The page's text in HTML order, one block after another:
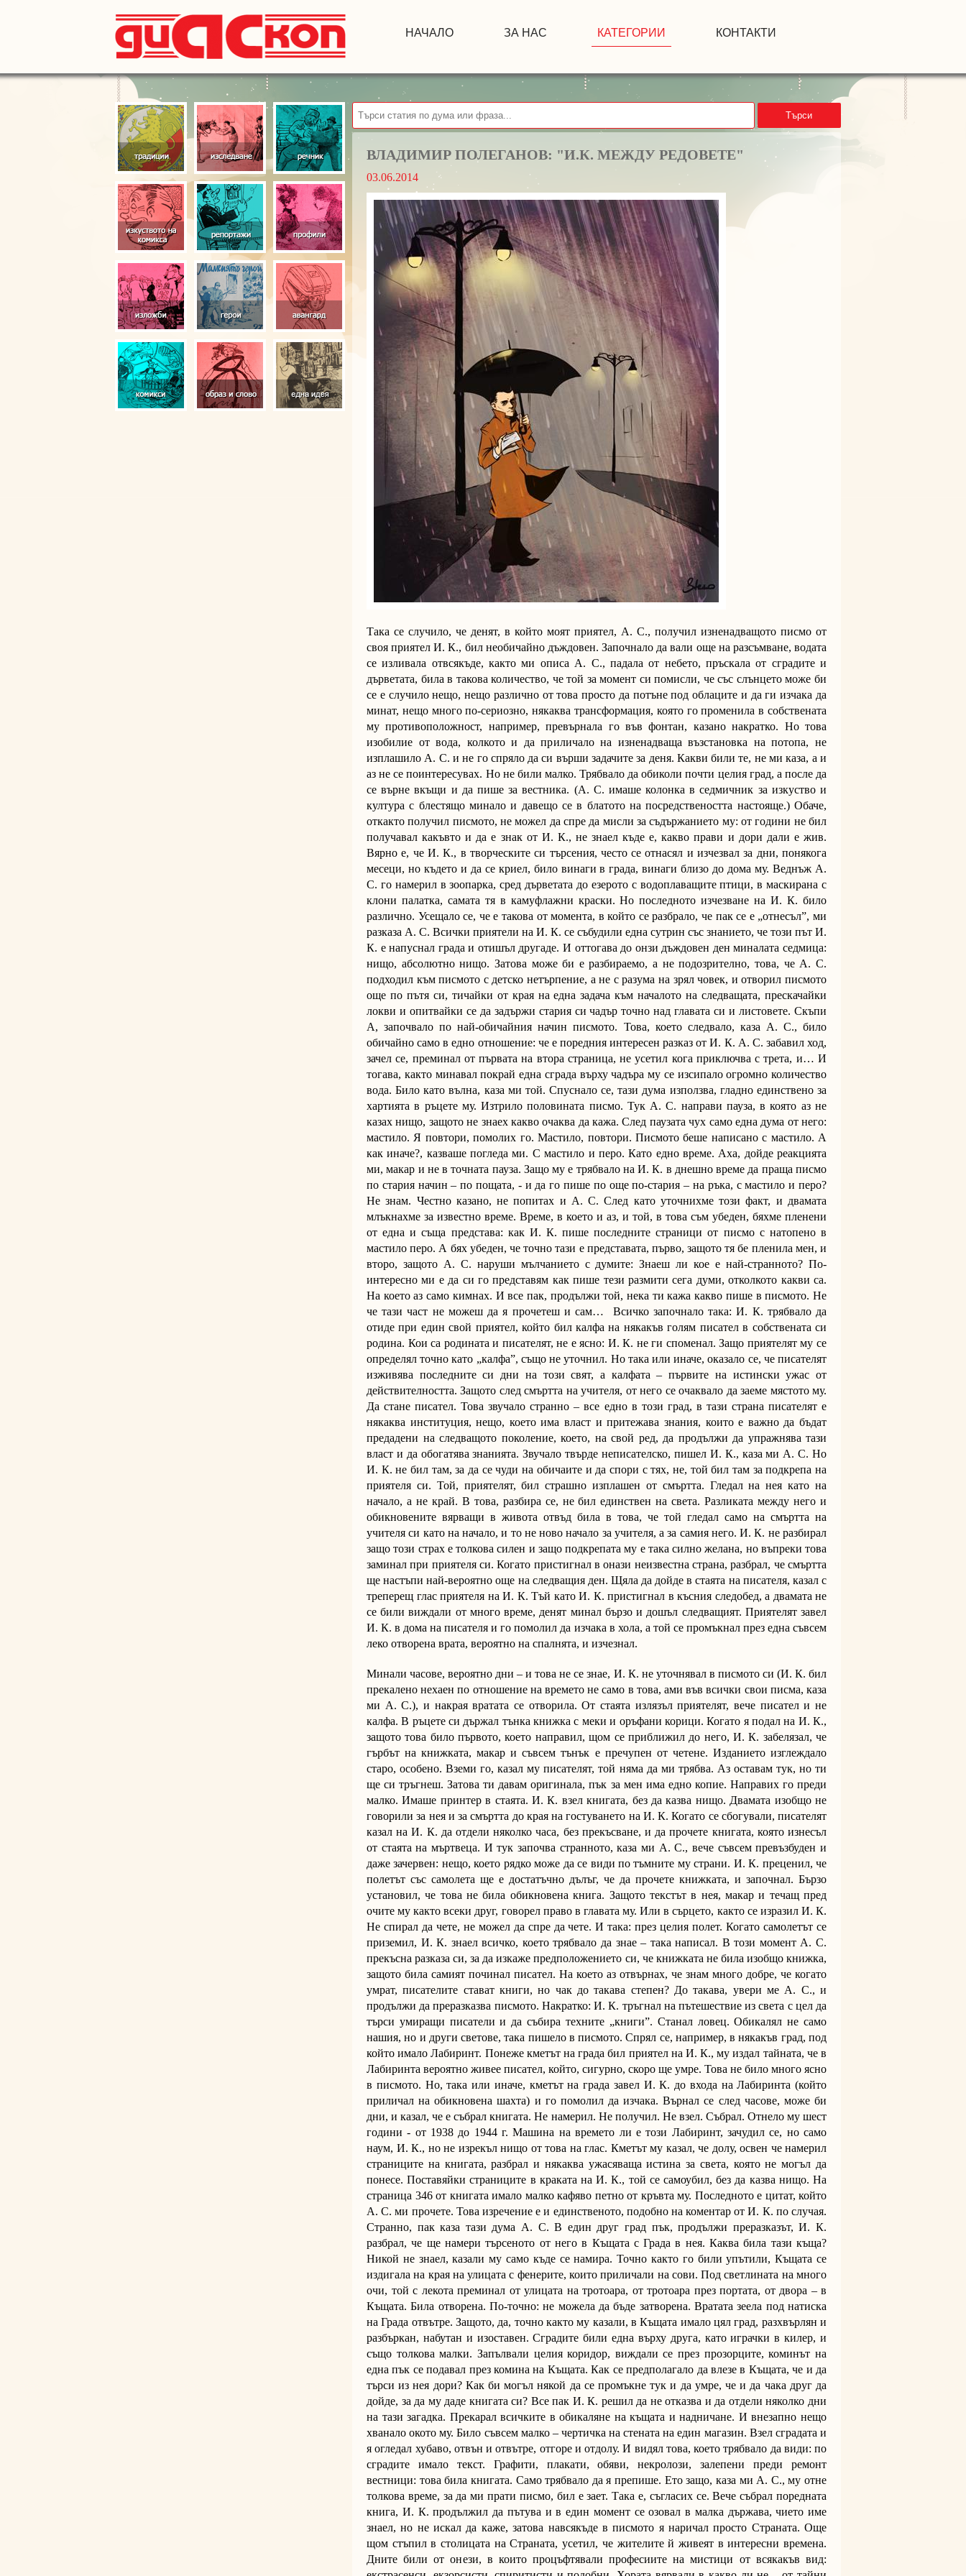
НАЧАЛО ЗА НАС КАТЕГОРИИ КОНТАКТИ
Търси
ВЛАДИМИР ПОЛЕГАНОВ: "И.К. МЕЖДУ РЕДОВЕТЕ"
03.06.2014
Така се случило, че денят, в който моят приятел, А. С., получил изненадващото писмо от
своя приятел И. К., бил необичайно дъждовен. Започнало да вали още на разсъмване, водата
се изливала отвсякъде, както ми описа А. С., падала от небето, пръскала от сградите и
дърветата, била в такова количество, че той за момент си помисли, че със слънцето може би
се е случило нещо, нещо различно от това просто да потъне под облаците и да ги изчака да
минат, нещо много по-сериозно, някаква трансформация, която го променила в собствената
му противоположност, например, превърнала го във фонтан, казано накратко. Но това
изобилие от вода, колкото и да приличало на изненадваща възстановка на потопа, не
изплашило А. С. и не го спряло да си върши задачите за деня. Какви били те, не ми каза, а и
аз не се поинтересувах. Но не били малко. Трябвало да обиколи почти целия град, а после да
се върне вкъщи и да пише за вестника. (А. С. имаше колонка в седмичник за изкуство и
култура с блестящо минало и давещо се в блатото на посредствеността настояще.) Обаче,
откакто получил писмото, не можел да спре да мисли за съдържанието му: от години не бил
получавал какъвто и да е знак от И. К., не знаел къде е, какво прави и дори дали е жив.
Вярно е, че И. К., в творческите си търсения, често се отнасял и изчезвал за дни, понякога
месеци, но където и да се криел, било винаги в града, винаги близо до дома му. Веднъж А.
С. го намерил в зоопарка, сред дърветата до езерото с водоплаващите птици, в маскирана с
клони палатка, самата тя в камуфлажни краски. Но последното изчезване на И. К. било
различно. Усещало се, че е такова от момента, в който се разбрало, че пак се е „отнесъл”, ми
разказа А. С. Всички приятели на И. К. се събудили една сутрин със знанието, че този път И.
К. е напуснал града и отишъл другаде. И оттогава до онзи дъждовен ден миналата седмица:
нищо, абсолютно нищо. Затова може би е разбираемо, а не подозрително, това, че А. С.
подходил към писмото с детско нетърпение, а не с разума на зрял човек, и отворил писмото
още по пътя си, тичайки от края на една задача към началото на следващата, прескачайки
локви и опитвайки се да задържи стария си чадър точно над главата си и листовете. Скъпи
А, започвало по най-обичайния начин писмото. Това, което следвало, каза А. С., било
обичайно само в едно отношение: че е поредния интересен разказ от И. К. А. С. забавил ход,
зачел се, преминал от първата на втора страница, не усетил кога приключва с трета, и… И
тогава, както минавал покрай една сграда върху чадъра му се изсипало огромно количество
вода. Било като вълна, каза ми той. Спуснало се, тази дума използва, гладно единствено за
хартията в ръцете му. Изтрило половината писмо. Тук А. С. направи пауза, в която аз не
казах нищо, защото не знаех какво очаква да кажа. След паузата чух само една дума от него:
мастило. Я повтори, помолих го. Мастило, повтори. Писмото беше написано с мастило. А
как иначе?, казваше погледа ми. С мастило и перо. Като едно време. Аха, дойде реакцията
ми, макар и не в точната пауза. Защо му е трябвало на И. К. в днешно време да праща писмо
по стария начин – по пощата, - и да го пише по още по-стария – на ръка, с мастило и перо?
Не знам. Честно казано, не попитах и А. С. След като уточнихме този факт, и двамата
млъкнахме за известно време. Време, в което и аз, и той, в това съм убеден, бяхме пленени
от една и съща представа: как И. К. пише последните страници от писмо с натопено в
мастило перо. А бях убеден, че точно тази е представата, първо, защото тя бе пленила мен, и
второ, защото А. С. наруши мълчанието с думите: Знаеш ли кое е най-странното? По-
интересно ми е да си го представям как пише тези размити сега думи, отколкото какви са.
На което аз само кимнах. И все пак, продължи той, нека ти кажа какво пише в писмото. Не
че тази част не можеш да я прочетеш и сам… Всичко започнало така: И. К. трябвало да
отиде при един свой приятел, който бил калфа на някакъв голям писател в собствената си
родина. Кои са родината и писателят, не е ясно: И. К. не ги споменал. Защо приятелят му се
определял точно като „калфа”, също не уточнил. Но така или иначе, оказало се, че писателят
изживява последните си дни на този свят, а калфата – първите на истински ужас от
действителността. Защото след смъртта на учителя, от него се очаквало да заеме мястото му.
Да стане писател. Това звучало странно – все едно в този град, в тази страна писателят е
някаква институция, нещо, което има власт и притежава знания, които е важно да бъдат
предадени на следващото поколение, което, на свой ред, да продължи да упражнява тази
власт и да обогатява знанията. Звучало твърде неписателско, пишел И. К., каза ми А. С. Но
И. К. не бил там, за да се чуди на обичаите и да спори с тях, не, той бил там за подкрепа на
приятеля си. Той, приятелят, бил страшно изплашен от смъртта. Гледал на нея като на
начало, а не край. В това, разбира се, не бил единствен на света. Разликата между него и
обикновените вярващи в живота отвъд била в това, че той гледал само на смъртта на
учителя си като на начало, и то не ново начало за учителя, а за самия него. И. К. не разбирал
защо този страх е толкова силен и защо подкрепата му е така силно желана, но въпреки това
заминал при приятеля си. Когато пристигнал в онази неизвестна страна, разбрал, че смъртта
ще настъпи най-вероятно още на следващия ден. Щяла да дойде в стаята на писателя, казал с
треперещ глас приятеля на И. К. Тъй като И. К. пристигнал в късния следобед, а двамата не
се били виждали от много време, денят минал бързо и дошъл следващият. Приятелят завел
И. К. в дома на писателя и го помолил да изчака в хола, а той се промъкнал през една съвсем
леко отворена врата, вероятно на спалнята, и изчезнал.
Минали часове, вероятно дни – и това не се знае, И. К. не уточнявал в писмото си (И. К. бил прекалено нехаен по отношение на времето не само в това, ами във всички свои писма, каза ми А. С.), и накрая вратата се отворила. От стаята излязъл приятелят, вече писател и не калфа. В ръцете си държал тънка книжка с меки и оръфани корици. Когато я подал на И. К., защото това било първото, което направил, щом се приближил до него, И. К. забелязал, че гърбът на книжката, макар и съвсем тънък е пречупен от четене. Изданието изглеждало старо, особено. Вземи го, казал му писателят, той няма да ми трябва. Аз оставам тук, но ти ще си тръгнеш. Затова ти давам оригинала, пък за мен има едно копие. Направих го преди малко. Имаше принтер в стаята. И. К. взел книгата, без да казва нищо. Двамата изобщо не говорили за нея и за смъртта до края на гостуването на И. К. Когато се сбогували, писателят казал на И. К. да отдели няколко часа, без прекъсване, и да прочете книгата, която изнесъл от стаята на мъртвеца. И тук започва странното, каза ми А. С., вече съвсем превъзбуден и даже зачервен: нещо, което рядко може да се види по тъмните му страни. И. К. преценил, че полетът със самолета ще е достатъчно дълъг, че да прочете книжката, и започнал. Бързо установил, че това не била обикновена книга. Защото текстът в нея, макар и течащ пред очите му както всеки друг, говорел право в главата му. Или в сърцето, както се изразил И. К. Не спирал да чете, не можел да спре да чете. И така: през целия полет. Когато самолетът се приземил, И. К. знаел всичко, което трябвало да знае – така написал. В този момент А. С. прекъсна разказа си, за да изкаже предположението си, че книжката не била изобщо книжка, защото била самият починал писател. На което аз отвърнах, че знам много добре, че когато умрат, писателите стават книги, но чак до такава степен? До такава, увери ме А. С., и продължи да преразказва писмото. Накратко: И. К. тръгнал на пътешествие из света с цел да търси умиращи писатели и да събира техните „книги”. Станал ловец. Обикалял не само нашия, но и други светове, така пишело в писмото. Спрял се, например, в някакъв град, под който имало Лабиринт. Понеже кметът на града бил приятел на И. К., му издал тайната, че в Лабиринта вероятно живее писател, който, сигурно, скоро ще умре. Това не било много ясно в писмото. Но, така или иначе, кметът на града завел И. К. до входа на Лабиринта (който приличал на обикновена шахта) и го помолил да изчака. Върнал се след часове, може би дни, и казал, че е събрал книгата. Не намерил. Не получил. Не взел. Събрал. Отнело му шест години - от 1938 до 1944 г. Машина на времето ли е този Лабиринт, зачудил се, но само наум, И. К., но не изрекъл нищо от това на глас. Кметът му казал, че долу, освен че намерил страниците на книгата, разбрал и някаква ужасяваща истина за света, която не могъл да понесе. Поставяйки страниците в краката на И. К., той се самоубил, без да казва нищо. На страница 346 от книгата имало малко кафяво петно от кръвта му. Последното е цитат, който А. С. ми прочете. Това изречение е и единственото, подобно на коментар от И. К. по случая. Странно, пак каза тази дума А. С. В един друг град пък, продължи преразказът, И. К. разбрал, че ще намери търсеното от него в Къщата с Града в нея. Каква била тази къща? Никой не знаел, казали му само къде се намира. Точно както го били упътили, Къщата се издигала на края на улицата с фенерите, които приличали на сови. Под светлината на много очи, той с лекота преминал от улицата на тротоара, от тротоара през портата, от двора – в Къщата. Била отворена. По-точно: не можела да бъде затворена. Вратата зеела под натиска на Града отвътре. Защото, да, точно както му казали, в Къщата имало цял град, разхвърлян и разбъркан, набутан и изоставен. Сградите били една върху друга, като играчки в килер, и също толкова малки. Запълвали целия коридор, виждали се през прозорците, коминът на една пък се подавал през комина на Къщата. Как се предполагало да влезе в Къщата, че и да търси из нея дори? Как би могъл някой да се промъкне тук и да умре, че и да чака друг да дойде, за да му даде книгата си? Все пак И. К. решил да не отказва и да отдели няколко дни на тази загадка. Прекарал всичките в обикаляне на къщата и надничане. И внезапно нещо хванало окото му. Било съвсем малко – чертичка на стената на един магазин. Взел сградата и я огледал хубаво, отвън и отвътре, отгоре и отдолу. И видял това, което трябвало да види: по сградите имало текст. Графити, плакати, обяви, некролози, залепени преди ремонт вестници: това била книгата. Само трябвало да я препише. Ето защо, каза ми А. С., му отне толкова време, за да ми прати писмо, бил е зает. Така е, съгласих се. Вече събрал поредната книга, И. К. продължил да пътува и в един момент се озовал в малка държава, чието име знаел, но не искал да каже, затова навсякъде в писмото я наричал просто Страната. Още щом стъпил в столицата на Страната, усетил, че жителите й живеят в интересни времена. Дните били от онези, в които процъфтявали професиите на мистици от всякакъв вид: екстрасенси, екзорсисти, спиритисти и подобни. Хората вярвали в какво ли не – от тайни планове на големите нации да обезлюдят, обезличат и разпродадат Страната им, до явни намерения на извънземни и светци от миналото да покажат, че съществуват и заслужават вяра. В тази страна не намерил умиращия писател лесно, даже изобщо не го намерил, ако трябвало да бъде честен. Също както в предишния град, където писателят се оказал един Град, събран в Къща, тук той нещо още по-абстрактно и особено: просто желание. Дали все пак И. К. намерил края на желанието, станал свидетел на смъртта му и получил книга, А. С. не можа да ми каже. Тази част от писмото, съвсем подозрително за мен, му се сторила някак скучна и той не внимавал много, а и трябвало да пресича оживен булевард, докато я чете. Но, каза ми, отново ентусиазиран, в следващата страна, някъде в Централна Европа, И. К. срещнал главния женски образ в писмото си. Тя била, да, точно така, Дъщерята на писателя. И, разбира се, вече очаквала И. К., защото в времето му се била натрупала слава, която тичала пред него като хрътка. И. К. срещнал Дъщерята в мрака на дома й. Седяла на креслото на баща си, който умирал в съседната стая. Понеже още не било време смъртта да настъпи, Дъщерята на писателя разказала на И. К., че не само знае с какво се занимава той, ами и тя има амбицията да прави същото. Само че малко по-различно, казала му. Не ме интересуват, започнала, книгите ти, нито текстовете им – завинаги изсъхнали върху страниците. Затова не можем да следваме един и същи път. Интересува ме умирането: онзи момент, в който нищо не изглежда вечно или дори трайно, онзи момент, в който можеш да редактираш. Това е моментът, който търся. Досега не съм успяла да го уловя. Също така, за мен е много важно, завършила Дъщерята, да знам, че има нещо недописано. Прекъсната дума, отрязано изречение, пресъхнало мастило – и срещу тях: огромната, вечна паст на белия лист. В този момент през И. К. преминало усещане, мисъл, цяла представа. Обгърнало го като прегръдка или клетка, не бил сигурен как да го опише. Но в затворените си очи я видял, нея, Дъщерята на писателя, застанала до него: двамата в търсене на умиращи писатели и чакащи телата им да се превърнат в книги. Не си мечтател, прекъснала го тя и се облегнала назад, към сянката, далече от него. Той разбрал, млъкнал, зачакал. След време тя станала и отишла в съседната стая. След часове, може би дни, се върнала с една тежка книга. Корицата била черна, гърбът – здрав. По лицето на Дъщерята нямало сълзи, имало разочарование. Било му трудно да остави тази жена с ясни революционни възгледи по отношение на света и съвсем мъгляви чувства спрямо него, но го направил. Може би някой ден животът щял да ги срещне – тя, научила се как да редактира или пък примирила се с безсилието си пред машината на Вселената, той, събрал някакви книги, достатъчни за библиотека, може би, уморен, вероятно едновременно уморен и ужасен от това, което видял и направил, осъзнал, че в този свят човек работи успешно само по един проект и той е собствената му смърт. След тази среща, И. К. започнал да обикаля още по-трескаво. В Австралия намерил писателя и книгата в съня си. За известно време, докато живял из Южна Америка, се захванал със странична работа: станал събирач на недописани герои. Там, в Южна Америка, недописаните или невключени в книги герои водели тъжния живот на духове, с които никой жив не иска да се свърже, които никой жив не помни. И. К. събрал цяла книга с такива: мъже, жени, деца, измислени същества, животни. Мислел, като се върне вкъщи, да я дооформи и издаде. Африка също обикалял дълго: сърцето на мрака му се струвало необятно, по-голямо от всичко на света. На И. К. му сторило се, че това сърце таи в себе си толкова много писатели и книги, че да може да си вземе отпуска от странната работа, след като свърши с континента. Но хората не го разбрали. Когато започнал да им обяснява какво търси, помислили, че разговарят с обсебен от демони човек. С някой луд. С някой между този и един от многото други светове. Едни мъже го хванали, не много грубо, и го завели в една изоставена къща. В нея, вместо писател имало звяр. Затворили го в стая с хиена, можеш ли да повярваш?, удиви се А. С. От хиената се очаквало да изяде всичките му демони; от него – да не крие нито един от животното. Дори онези, с които така бил свикнал, както всеки човек на този свят, че вече ги усещал не като мъчение, а като част от себе си. И. К. и хиената се гледали в очите в продължение на три дни: той в единия ъгъл, звярът – в другия. Накрая животното не издържало: строполило се на земята и издъхнало. Според И. К. последният му дъх излязъл на пара, като през зимата, и в облака се виждали фигури. Понеже облакът се задържал неестествено дълго, а И. К. вече така бил свикнал с присъствието на хиената, че не било проблем за него да се приближи до нея, особено сега, когато вече била мъртва, приятелят на А. С. направил няколко крачки и се вгледал в облака. Съществата вът